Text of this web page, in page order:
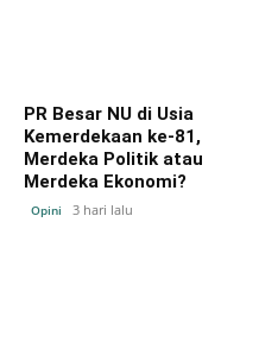
PR Besar NU di Usia
Kemerdekaan ke-81,
Merdeka Politik atau
Merdeka Ekonomi?
Opini 3 hari lalu